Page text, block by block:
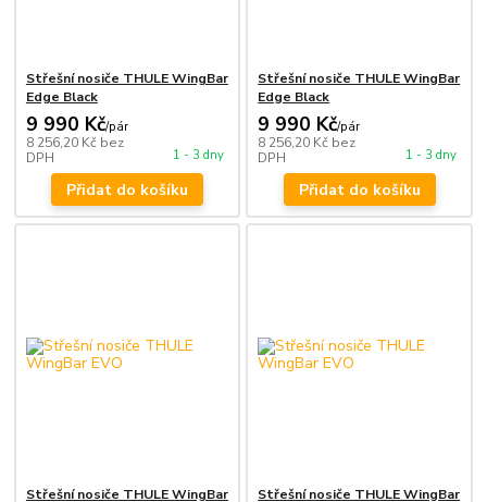
Střešní nosiče THULE WingBar
Edge Black
9 990 Kč/pár
8 256,20 Kč bez
DPH
1 - 3 dny
Přidat do košíku
Střešní nosiče THULE WingBar
Edge Black
9 990 Kč/pár
8 256,20 Kč bez
DPH
1 - 3 dny
Přidat do košíku
Střešní nosiče THULE WingBar Střešní nosiče THULE WingBar